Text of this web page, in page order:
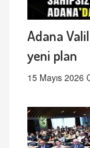
Adana
yeni plan
15 Mayıs 2026